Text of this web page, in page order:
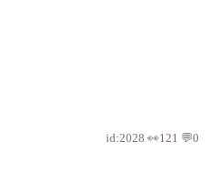
id:2028 👀121 💬0